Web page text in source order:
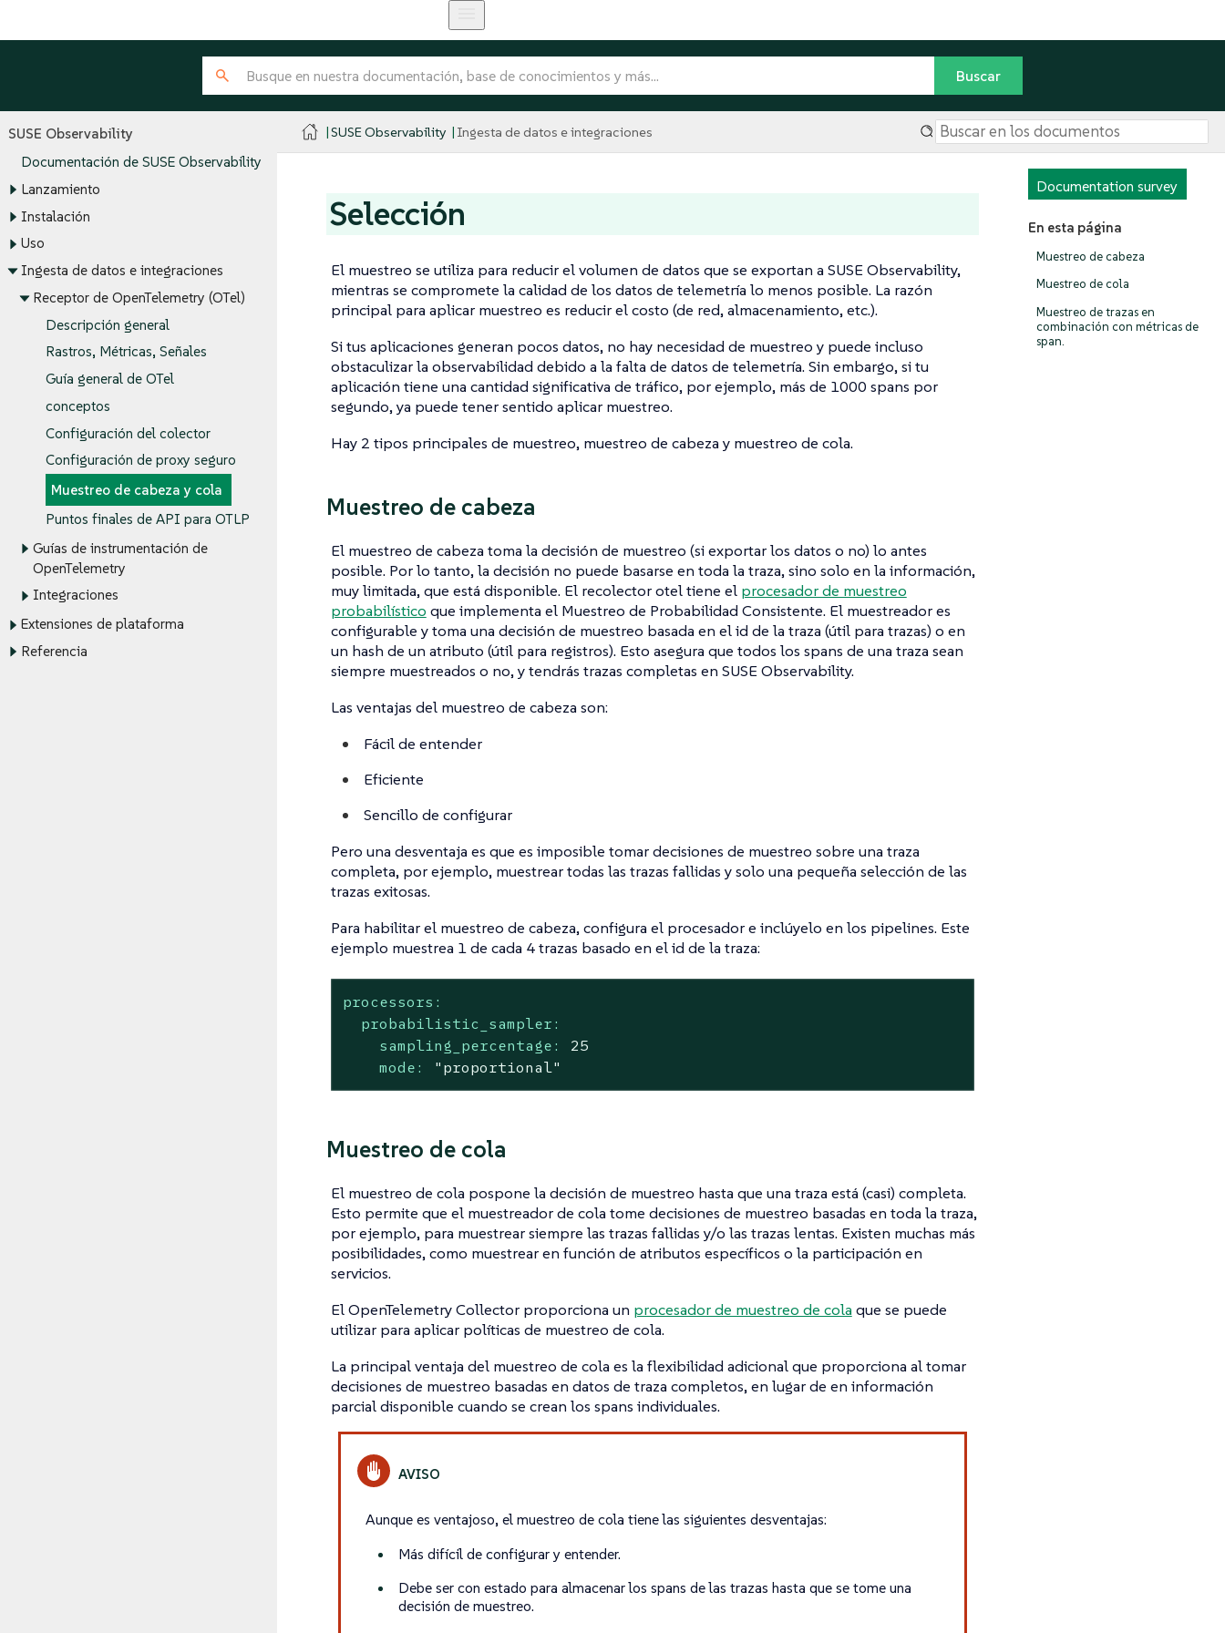
SUSE Observability
Documentación de SUSE Observability
Lanzamiento
Instalación
Uso
Ingesta de datos e integraciones
Receptor de OpenTelemetry (OTel)
Descripción general
Rastros, Métricas, Señales
Guía general de OTel
conceptos
Configuración del colector
Configuración de proxy seguro
Muestreo de cabeza y cola
Puntos finales de API para OTLP
Guías de instrumentación de
OpenTelemetry
Integraciones
Extensiones de plataforma
Referencia
SUSE Observability Ingesta de datos e integraciones
Documentation survey
En esta página
Muestreo de cabeza
Muestreo de cola
Muestreo de trazas en
combinación con métricas de
span.
Selección
El muestreo se utiliza para reducir el volumen de datos que se exportan a SUSE Observability,
mientras se compromete la calidad de los datos de telemetría lo menos posible. La razón
principal para aplicar muestreo es reducir el costo (de red, almacenamiento, etc.).
Si tus aplicaciones generan pocos datos, no hay necesidad de muestreo y puede incluso
obstaculizar la observabilidad debido a la falta de datos de telemetría. Sin embargo, si tu
aplicación tiene una cantidad significativa de tráfico, por ejemplo, más de 1000 spans por
segundo, ya puede tener sentido aplicar muestreo.
Hay 2 tipos principales de muestreo, muestreo de cabeza y muestreo de cola.
Muestreo de cabeza
El muestreo de cabeza toma la decisión de muestreo (si exportar los datos o no) lo antes
posible. Por lo tanto, la decisión no puede basarse en toda la traza, sino solo en la información,
muy limitada, que está disponible. El recolector otel tiene el procesador de muestreo
probabilístico que implementa el Muestreo de Probabilidad Consistente. El muestreador es
configurable y toma una decisión de muestreo basada en el id de la traza (útil para trazas) o en
un hash de un atributo (útil para registros). Esto asegura que todos los spans de una traza sean
siempre muestreados o no, y tendrás trazas completas en SUSE Observability.
Las ventajas del muestreo de cabeza son:
Fácil de entender
Eficiente
Sencillo de configurar
Pero una desventaja es que es imposible tomar decisiones de muestreo sobre una traza
completa, por ejemplo, muestrear todas las trazas fallidas y solo una pequeña selección de las
trazas exitosas.
Para habilitar el muestreo de cabeza, configura el procesador e inclúyelo en los pipelines. Este
ejemplo muestrea 1 de cada 4 trazas basado en el id de la traza:
processors:
probabilistic_sampler:
sampling_percentage:
25
mode:
"proportional"
Muestreo de cola
El muestreo de cola pospone la decisión de muestreo hasta que una traza está (casi) completa.
Esto permite que el muestreador de cola tome decisiones de muestreo basadas en toda la traza,
por ejemplo, para muestrear siempre las trazas fallidas y/o las trazas lentas. Existen muchas más
posibilidades, como muestrear en función de atributos específicos o la participación en
servicios.
El OpenTelemetry Collector proporciona un procesador de muestreo de cola que se puede
utilizar para aplicar políticas de muestreo de cola.
La principal ventaja del muestreo de cola es la flexibilidad adicional que proporciona al tomar
decisiones de muestreo basadas en datos de traza completos, en lugar de en información
parcial disponible cuando se crean los spans individuales.
Aunque es ventajoso, el muestreo de cola tiene las siguientes desventajas:
Más difícil de configurar y entender.
Debe ser con estado para almacenar los spans de las trazas hasta que se tome una
decisión de muestreo.